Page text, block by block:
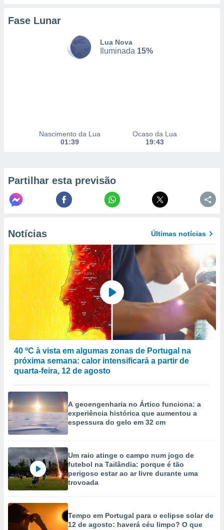
criar
dados
estudos
de
1199
Fase Lunar
Lua Nova
Iluminada 15%
Nascimento da Lua
01:39
Ocaso da Lua
19:43
Partilhar esta previsão
Notícias Últimas notícias
40 ºC à vista em algumas zonas de Portugal na
próxima semana: calor intensificará a partir de
quarta-feira, 12 de agosto
A geoengenharia no Ártico funciona: a
experiência histórica que aumentou a
espessura do gelo em 32 cm
Um raio atinge o campo num jogo de
futebol na Tailândia: porque é tão
perigoso estar ao ar livre durante uma
trovoada
Tempo em Portugal para o eclipse solar de
12 de agosto: haverá céu limpo? O que